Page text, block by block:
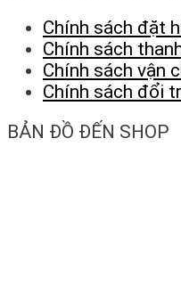
Chính sách đặt
Chính sách
Chính sách vận
Chính sách đổi
BẢN ĐỒ ĐẾN SHOP